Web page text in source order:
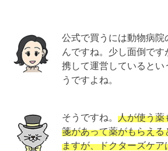
公式で買うには動物病院
んですね。少し面倒で
携して運営しているとい
うですよね。
そうですね。人が使う薬
箋があって薬がもらえる
ますが、ドクターズケア